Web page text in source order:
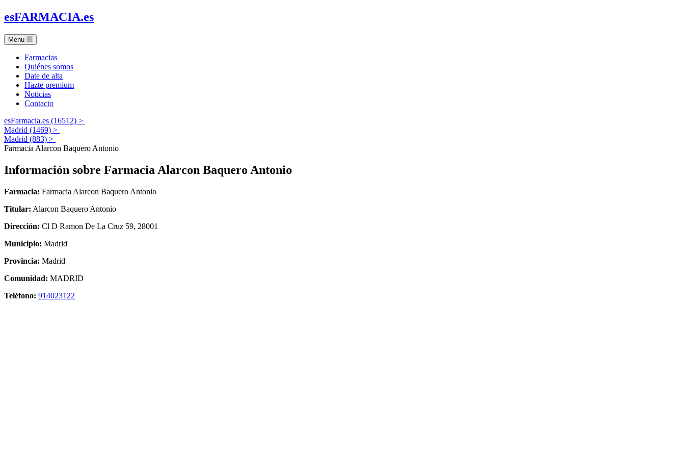
esFARMACIA.es
Menu
Farmacias
Quiénes somos
Date de alta
Hazte premium
Noticias
Contacto
esFarmacia.es (16512) >
Madrid (1469) >
Madrid (883) >
Farmacia Alarcon Baquero Antonio
Información sobre Farmacia Alarcon Baquero Antonio
Farmacia: Farmacia Alarcon Baquero Antonio
Titular: Alarcon Baquero Antonio
Dirección: Cl D Ramon De La Cruz 59, 28001
Municipio: Madrid
Provincia: Madrid
Comunidad: MADRID
Teléfono: 914023122